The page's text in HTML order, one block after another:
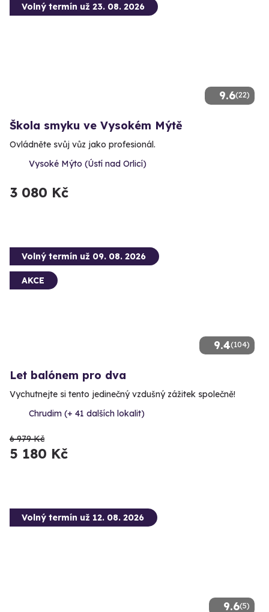
9.6(22)
Volný termín už 23. 08. 2026
Škola smyku ve Vysokém Mýtě
Ovládněte svůj vůz jako profesionál.
Vysoké Mýto (Ústí nad Orlicí)
3 080 Kč
9.4(104)
Volný termín už 09. 08. 2026
AKCE
Let balónem pro dva
Vychutnejte si tento jedinečný vzdušný zážitek společně!
Chrudim (+ 41 dalších lokalit)
6 979 Kč
5 180 Kč
9.6(5)
Volný termín už 12. 08. 2026